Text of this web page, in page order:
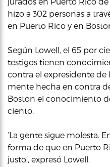
hizo a 302 personas a
en Puerto Rico y en
Según Lowell, el 65 por
testigos tienen
contra el expresidente de
mente hecha en contra
Boston el conocimiento
ciento.
‘La gente sigue molesta.
forma de que en Puerto
justo’, expresó Lowell.